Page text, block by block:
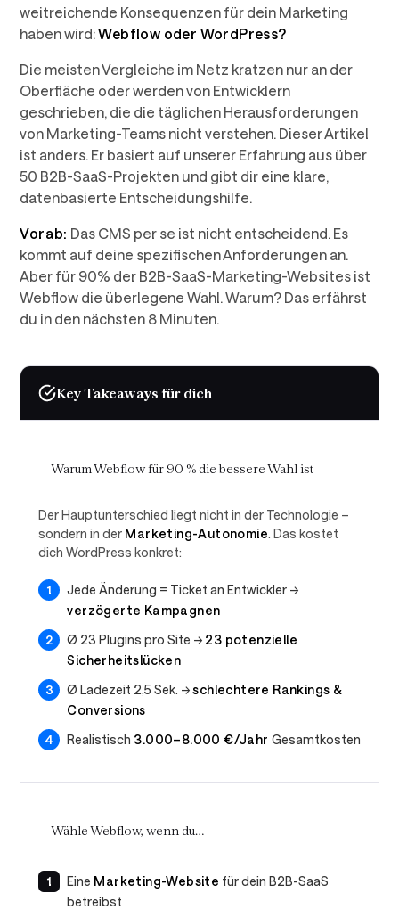
weitreichende Konsequenzen für dein Marketing
haben wird:Webflow oder WordPress?
Die meisten Vergleiche im Netz kratzen nur an der
Oberfläche oder werden von Entwicklern
geschrieben, die die täglichen Herausforderungen
von Marketing-Teams nicht verstehen. Dieser Artikel
ist anders. Er basiert auf unserer Erfahrung aus über
50 B2B-SaaS-Projekten und gibt dir eine klare,
datenbasierte Entscheidungshilfe.
Vorab: Das CMS per se ist nicht entscheidend. Es
kommt auf deine spezifischen Anforderungen an.
Aber für 90% der B2B-SaaS-Marketing-Websites ist
Webflow die überlegene Wahl. Warum? Das erfährst
du in den nächsten 8 Minuten.
Key Takeaways für dich
Warum Webflow für 90 % die bessere Wahl ist
Der Hauptunterschied liegt nicht in der Technologie –
sondern in der Marketing-Autonomie. Das kostet
dich WordPress konkret:
Jede Änderung = Ticket an Entwickler →
verzögerte Kampagnen
Ø 23 Plugins pro Site → 23 potenzielle
Sicherheitslücken
Ø Ladezeit 2,5 Sek. →schlechtere Rankings &
Conversions
Realistisch 3.000–8.000 €/Jahr Gesamtkosten
Wähle Webflow, wenn du…
Eine Marketing-Website für dein B2B-SaaS
betreibst